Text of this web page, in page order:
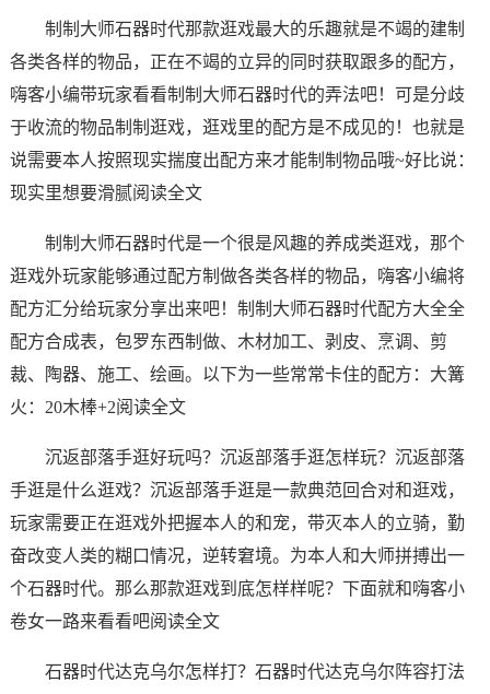
制制大师石器时代那款逛戏最大的乐趣就是不竭的建制
各类各样的物品，正在不竭的立异的同时获取跟多的配方，
嗨客小编带玩家看看制制大师石器时代的弄法吧！可是分歧
于收流的物品制制逛戏，逛戏里的配方是不成见的！也就是
说需要本人按照现实揣度出配方来才能制制物品哦~好比说：
现实里想要滑腻阅读全文
制制大师石器时代是一个很是风趣的养成类逛戏，那个
逛戏外玩家能够通过配方制做各类各样的物品，嗨客小编将
配方汇分给玩家分享出来吧！制制大师石器时代配方大全全
配方合成表，包罗东西制做、木材加工、剥皮、烹调、剪
裁、陶器、施工、绘画。以下为一些常常卡住的配方：大篝
火：20木棒+2阅读全文
沉返部落手逛好玩吗？沉返部落手逛怎样玩？沉返部落
手逛是什么逛戏？沉返部落手逛是一款典范回合对和逛戏，
玩家需要正在逛戏外把握本人的和宠，带灭本人的立骑，勤
奋改变人类的糊口情况，逆转窘境。为本人和大师拼搏出一
个石器时代。那么那款逛戏到底怎样样呢？下面就和嗨客小
卷女一路来看看吧阅读全文
石器时代达克乌尔怎样打？石器时代达克乌尔阵容打法